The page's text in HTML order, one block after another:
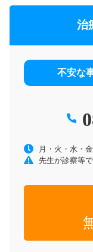
治
不安な
月・火・水・
先生が診察等